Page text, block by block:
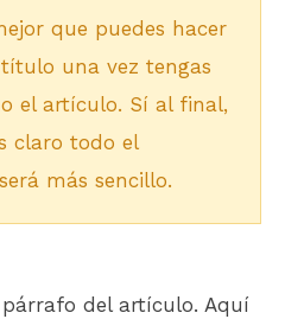
que puedes hacer
una vez tengas
el artículo. Sí al final,
claro todo el
más sencillo.
del artículo. Aquí